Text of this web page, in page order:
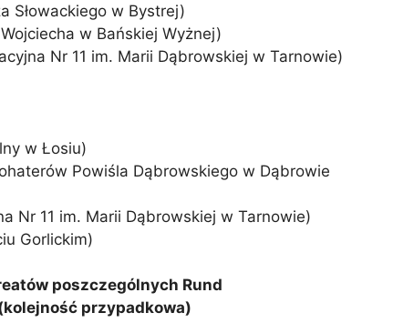
Słowackiego w Bystrej)
w Bańskiej Wyżnej)
Nr 11 im. Marii Dąbrowskiej w Tarnowie)
w Łosiu)
Powiśla Dąbrowskiego w Dąbrowie
Nr 11 im. Marii Dąbrowskiej w Tarnowie)
Gorlickim)
poszczególnych Rund
przypadkowa)